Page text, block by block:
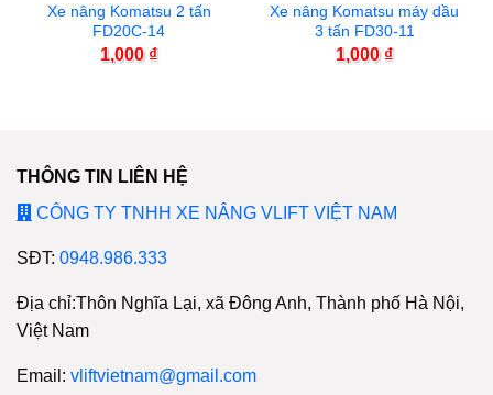
Xe nâng Komatsu 2 tấn
FD20C-14
1,000 ₫
Xe nâng Komatsu máy dầu
3 tấn FD30-11
1,000 ₫
THÔNG TIN LIÊN HỆ
CÔNG TY TNHH XE NÂNG VLIFT VIỆT NAM
SĐT: 0948.986.333
Địa chỉ:Thôn Nghĩa Lại, xã Đông Anh, Thành phố Hà Nội,
Việt Nam
Email: vliftvietnam@gmail.com